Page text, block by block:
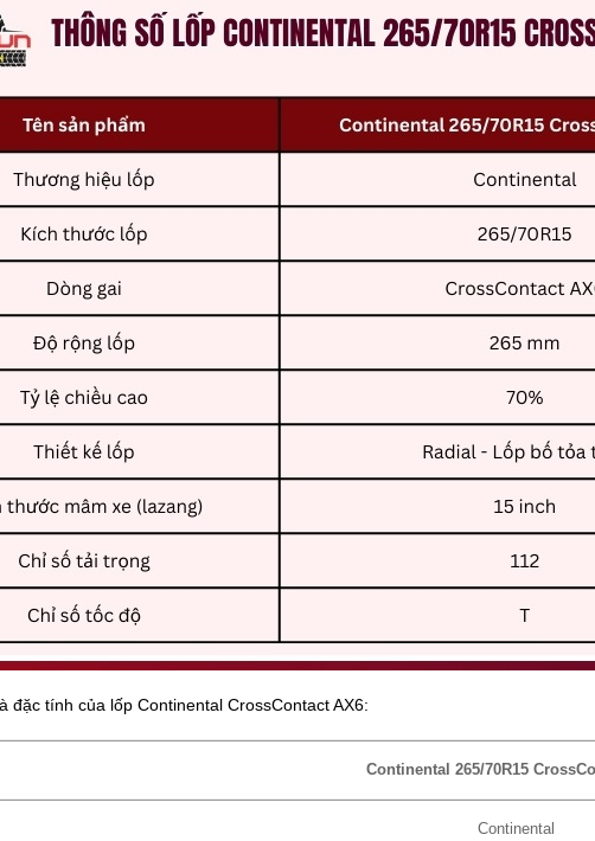
tính của lốp Continental CrossContact AX6:
Continental 265/70R15
Continental